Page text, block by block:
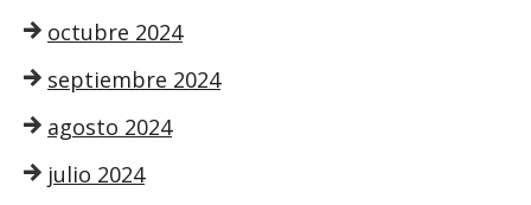
octubre 2024
septiembre 2024
agosto 2024
julio 2024